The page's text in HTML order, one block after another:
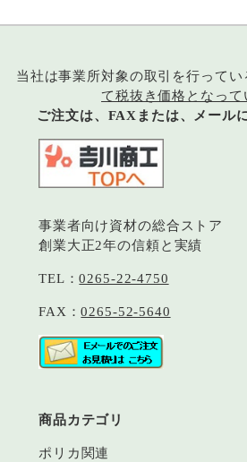
当社は事業所対象の取引を行ってい
て税抜き価格となって
ご注文は、FAXまたは、メール
事業者向け資材の総合ストア
創業大正2年の信頼と実績
TEL：0265-22-4750
FAX：0265-52-5640
商品カテゴリ
ポリカ関連